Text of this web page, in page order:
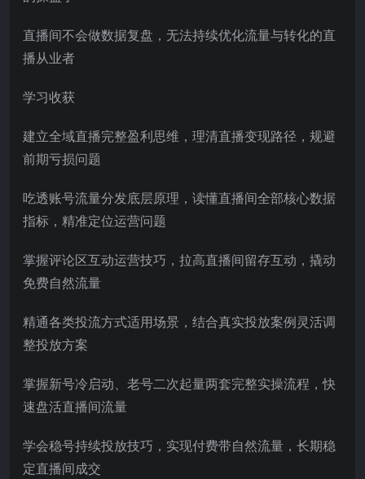
直播间不会做数据复盘，无法持续优化流量与转化的直
播从业者
学习收获
建立全域直播完整盈利思维，理清直播变现路径，规避
前期亏损问题
吃透账号流量分发底层原理，读懂直播间全部核心数据
指标，精准定位运营问题
掌握评论区互动运营技巧，拉高直播间留存互动，撬动
免费自然流量
精通各类投流方式适用场景，结合真实投放案例灵活调
整投放方案
掌握新号冷启动、老号二次起量两套完整实操流程，快
速盘活直播间流量
学会稳号持续投放技巧，实现付费带自然流量，长期稳
定直播间成交